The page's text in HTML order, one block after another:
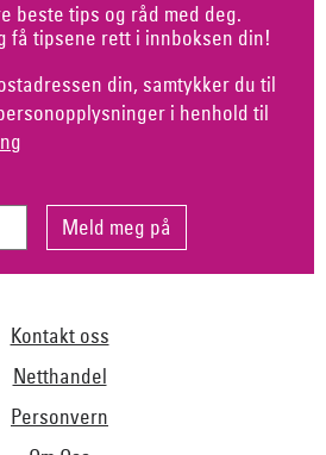
beste tips og råd med deg.
få tipsene rett i innboksen din!
din, samtykker du til
i henhold til
Kontakt oss
Netthandel
Personvern